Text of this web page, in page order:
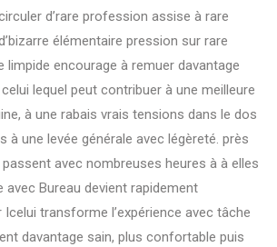
d’rare profession assise à rare
élémentaire pression sur rare
limpide encourage à remuer davantage
lequel peut contribuer à une meilleure
à une rabais vrais tensions dans le dos
à une levée générale avec légèreté. près
avec nombreuses heures à à elles
Bureau devient rapidement
transforme l’expérience avec tâche
davantage sain, plus confortable puis